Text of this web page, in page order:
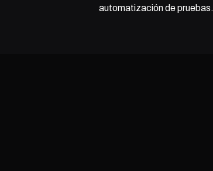
automatización de pruebas.